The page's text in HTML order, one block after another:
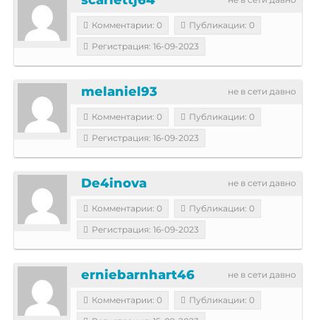
Комментарии: 0
Публикации: 0
Регистрация: 16-09-2023
не в сети давно
melaniel93
Комментарии: 0
Публикации: 0
Регистрация: 16-09-2023
не в сети давно
De4inova
Комментарии: 0
Публикации: 0
Регистрация: 16-09-2023
не в сети давно
erniebarnhart46
Комментарии: 0
Публикации: 0